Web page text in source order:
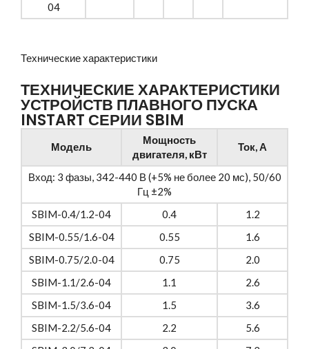
04
Технические характеристики
ТЕХНИЧЕСКИЕ ХАРАКТЕРИСТИКИ
УСТРОЙСТВ ПЛАВНОГО ПУСКА
INSTART СЕРИИ SBIM
Модель
Мощность
двигателя, кВт
Ток, А
Вход: 3 фазы, 342-440 В (+5% не более 20 мс), 50/60
Гц ±2%
SBIM-0.4/1.2-04
0.4
1.2
SBIM-0.55/1.6-04
0.55
1.6
SBIM-0.75/2.0-04
0.75
2.0
SBIM-1.1/2.6-04
1.1
2.6
SBIM-1.5/3.6-04
1.5
3.6
SBIM-2.2/5.6-04
2.2
5.6